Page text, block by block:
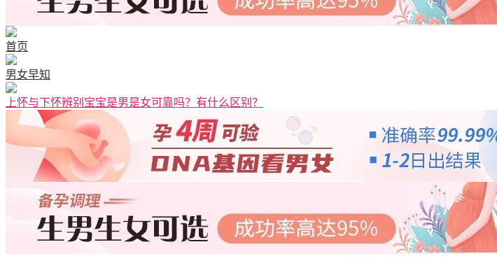
首页
男女早知
上怀与下怀辨别宝宝是男是女可靠吗？有什么区别？